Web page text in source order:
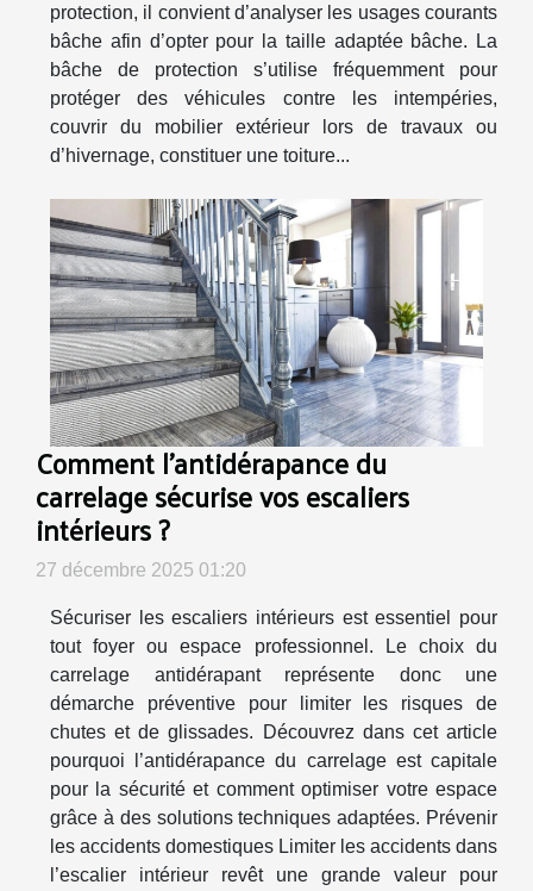
protection, il convient d’analyser les usages courants
bâche afin d’opter pour la taille adaptée bâche. La
bâche de protection s’utilise fréquemment pour
protéger des véhicules contre les intempéries,
couvrir du mobilier extérieur lors de travaux ou
d’hivernage, constituer une toiture...
Comment l'antidérapance du
carrelage sécurise vos escaliers
intérieurs ?
27 décembre 2025 01:20
Sécuriser les escaliers intérieurs est essentiel pour
tout foyer ou espace professionnel. Le choix du
carrelage antidérapant représente donc une
démarche préventive pour limiter les risques de
chutes et de glissades. Découvrez dans cet article
pourquoi l’antidérapance du carrelage est capitale
pour la sécurité et comment optimiser votre espace
grâce à des solutions techniques adaptées. Prévenir
les accidents domestiques Limiter les accidents dans
l’escalier intérieur revêt une grande valeur pour